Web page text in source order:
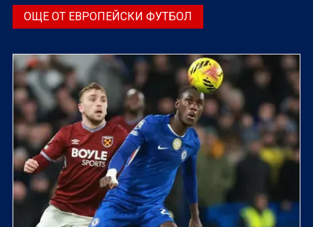
ОЩЕ ОТ ЕВРОПЕЙСКИ ФУТБОЛ